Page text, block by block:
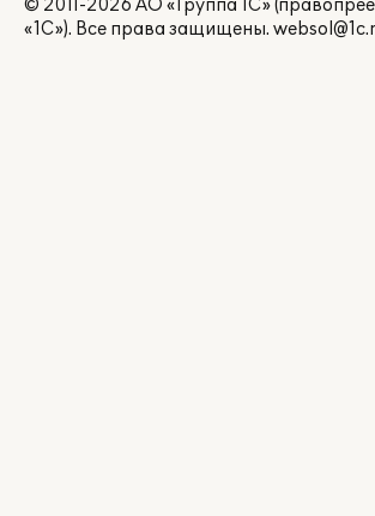
© 2011-2026 АО «Группа 1С»
«1С»). Все права защищены.